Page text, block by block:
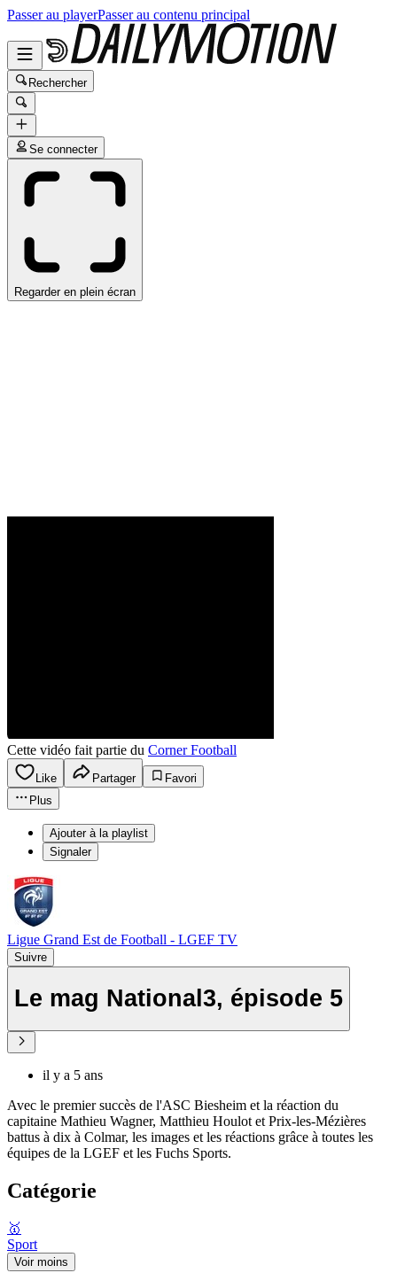
Passer au playerPasser au contenu principal
Rechercher
Se connecter
Regarder en plein écran
Cette vidéo fait partie du Corner Football
Like Partager
Favori
Plus
Ajouter à la playlist
Signaler
Ligue Grand Est de Football - LGEF TV
Suivre
Le mag National3, épisode 5
il y a 5 ans
Avec le premier succès de l'ASC Biesheim et la réaction du
capitaine Mathieu Wagner, Matthieu Houlot et Prix-les-Mézières
battus à dix à Colmar, les images et les réactions grâce à toutes les
équipes de la LGEF et les Fuchs Sports.
Catégorie
🥇
Sport
Voir moins